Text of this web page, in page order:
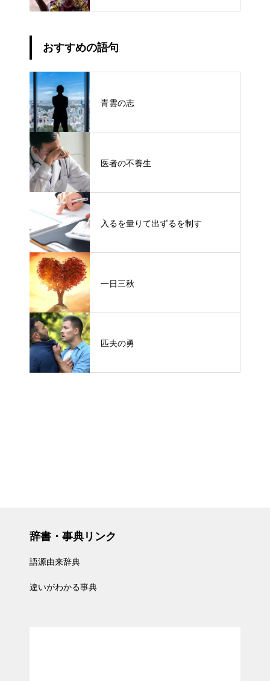
おすすめの語句
青雲の志
医者の不養生
入るを量りて出ずるを制す
一日三秋
匹夫の勇
辞書・事典リンク
語源由来辞典
違いがわかる事典